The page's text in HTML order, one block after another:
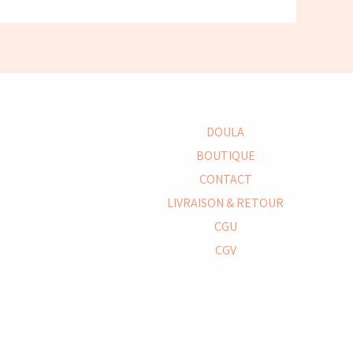
DOULA
BOUTIQUE
CONTACT
LIVRAISON & RETOUR
CGU
CGV